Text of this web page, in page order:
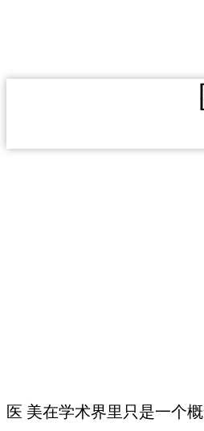
医 美在学术界里只是一个